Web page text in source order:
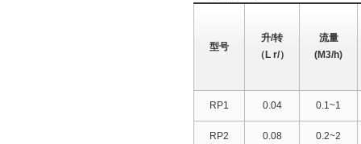
型号
升/转
（L r/）
流量
(M3/h)
RP1 0.04 0.1~1
RP2 0.08 0.2~2